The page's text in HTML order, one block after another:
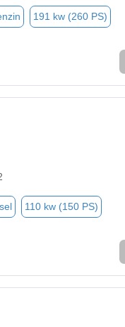
191 kw (260 PS)
110 kw (150 PS)